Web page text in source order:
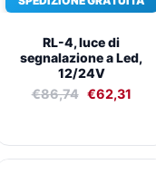
RL-4, luce di
segnalazione a Led,
12/24V
€86,74 €62,31